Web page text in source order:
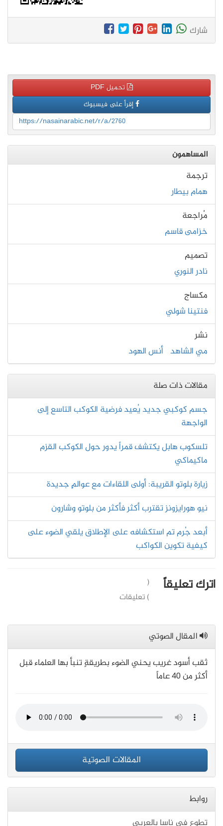
شارك
تحميل PDF
إقرأ على فيسبوك
https://nasainarabic.net/r/a/2760
المساهمون
ترجمة
همام بيطار
مُراجعة
خزامى قاسم
تصميم
نادر النوري
مكساج
فنتينا شولي
نشر
مي الشاهد أنس الهود
مقالات ذات صلة
جسم كوكبي جديد يُعيد فرضية الكوكب التاسع إلى
الواجهة
تلسكوب هابل يكتشف قمراً يدور حول الكوكب القزم
ماكيماكي
زيارة بلوتو القريبة: أولى اللقاءات مع عوالمٍ جديدة
نيو هورايزونز تقترب أكثر فأكثر من بلوتو وشارون
أبعد جُرم تم استكشافه على الإطلاق يلقي الضوء على
كيفية تكوين الكواكب
اترك تعليقاً
(
) تعليقات
المقال الصوتي
ثقب أسود غريب يحني الضوء بطريقةٍ تنبأ بها العلماء قبل
أكثر من 40 عاماً
المقالات الصوتية
روابط
تطوع في ناسا بالعربي